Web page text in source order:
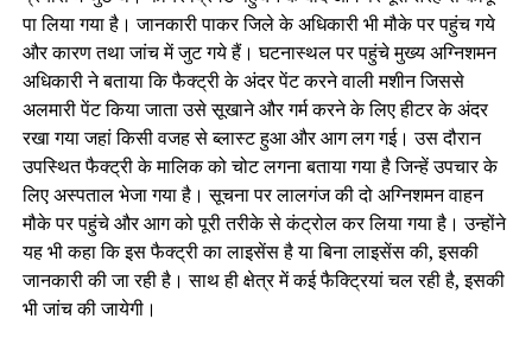
पा लिया गया है। जानकारी पाकर जिले के अधिकारी भी मौके पर पहुंच गये
और कारण तथा जांच में जुट गये हैं। घटनास्थल पर पहुंचे मुख्य अग्निशमन
अधिकारी ने बताया कि फैक्ट्री के अंदर पेंट करने वाली मशीन जिससे
अलमारी पेंट किया जाता उसे सूखाने और गर्म करने के लिए हीटर के अंदर
रखा गया जहां किसी वजह से ब्लास्ट हुआ और आग लग गई। उस दौरान
उपस्थित फैक्ट्री के मालिक को चोट लगना बताया गया है जिन्हें उपचार के
लिए अस्पताल भेजा गया है। सूचना पर लालगंज की दो अग्निशमन वाहन
मौके पर पहुंचे और आग को पूरी तरीके से कंट्रोल कर लिया गया है। उन्होंने
यह भी कहा कि इस फैक्ट्री का लाइसेंस है या बिना लाइसेंस की, इसकी
जानकारी की जा रही है। साथ ही क्षेत्र में कई फैक्ट्रियां चल रही है, इसकी
भी जांच की जायेगी।